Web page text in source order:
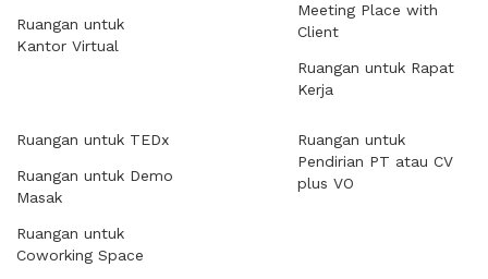
Ruangan untuk
Kantor Virtual
Meeting Place with
Client
Ruangan untuk Rapat
Kerja
Ruangan untuk TEDx
Ruangan untuk Demo
Masak
Ruangan untuk
Coworking Space
Ruangan untuk
Pendirian PT atau CV
plus VO